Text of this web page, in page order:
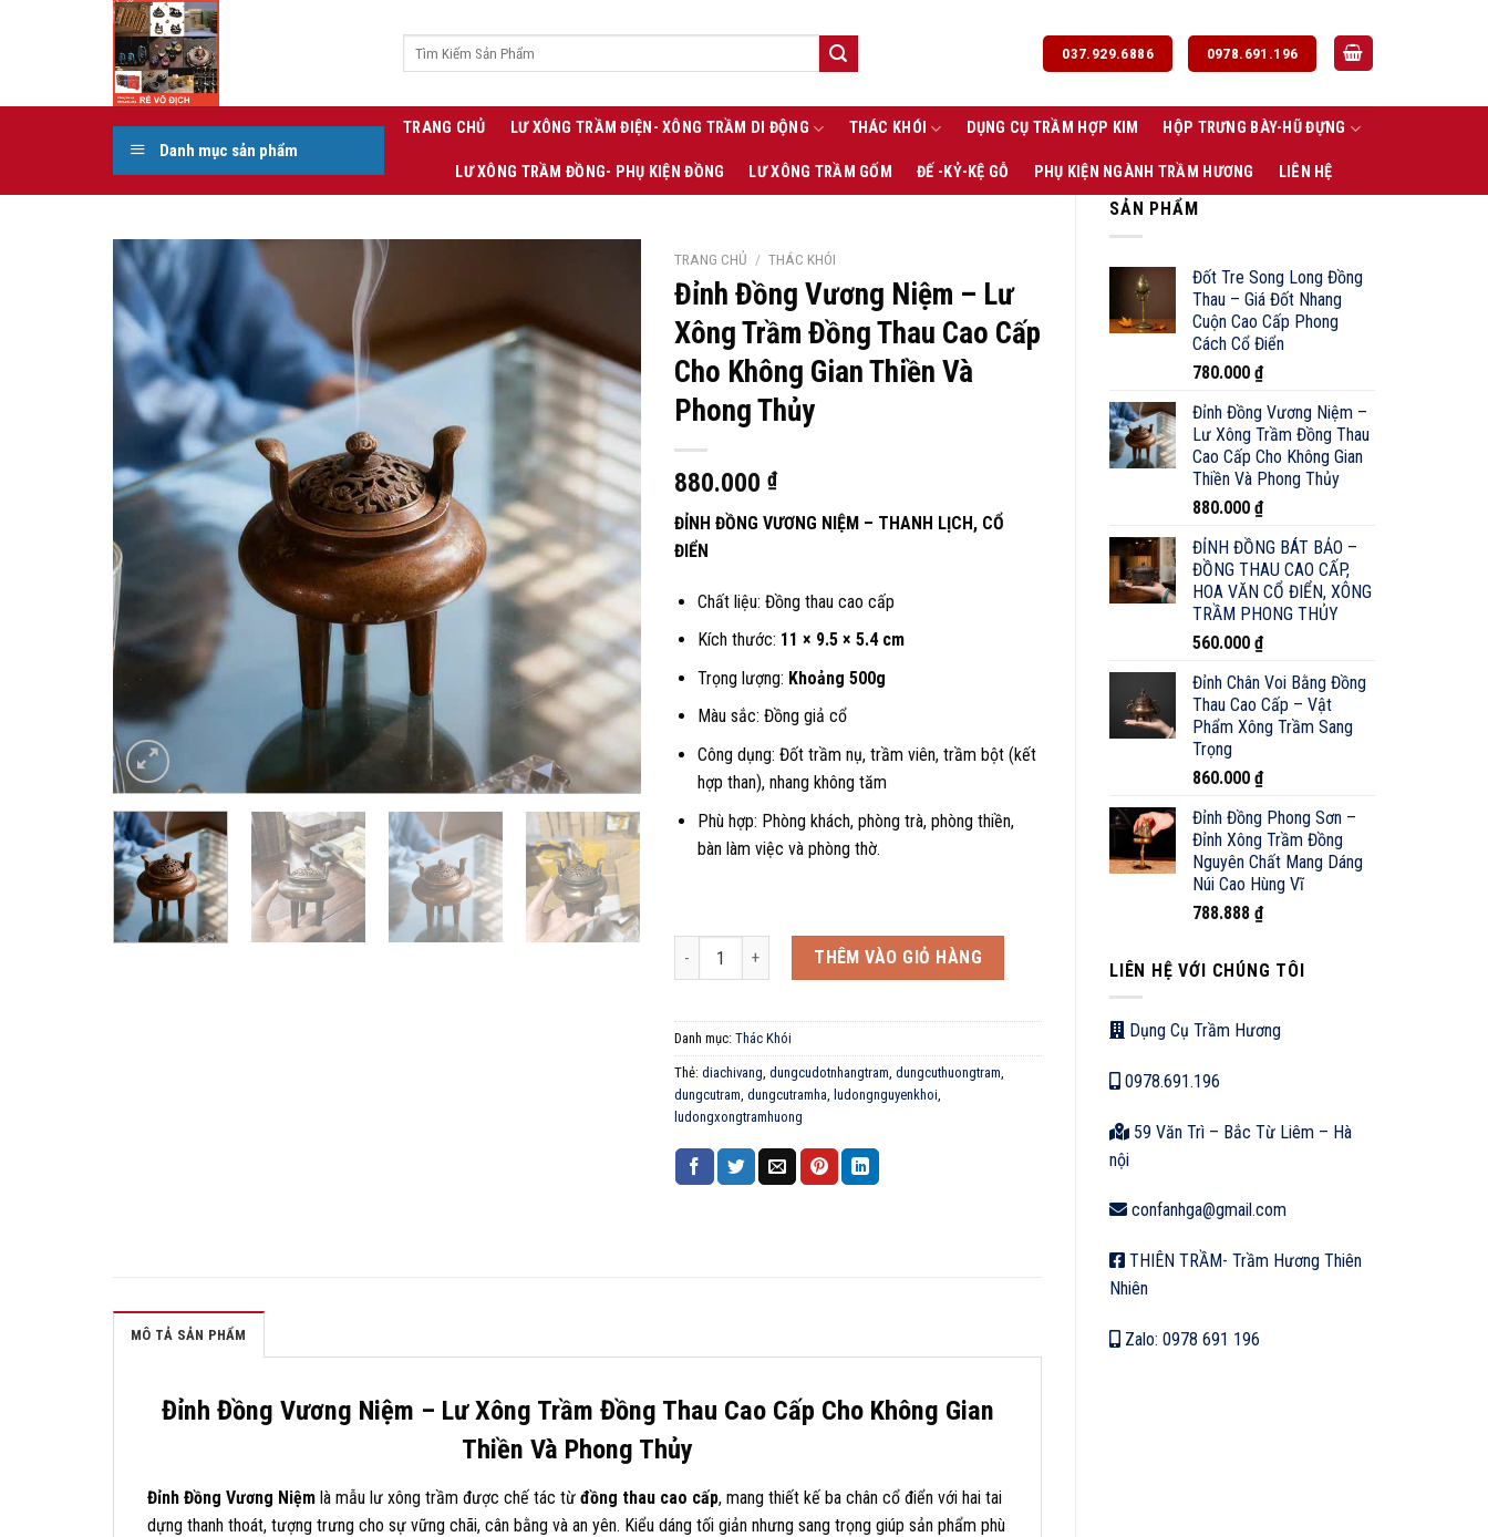
037.929.6886 0978.691.196
Danh mục sản phẩm
TRANG CHỦ LƯ XÔNG TRẦM ĐIỆN- XÔNG TRẦM DI ĐỘNG THÁC KHÓI DỤNG CỤ TRẦM HỢP KIM HỘP TRƯNG BÀY-HŨ ĐỰNG
LƯ XÔNG TRẦM ĐỒNG- PHỤ KIỆN ĐỒNG LƯ XÔNG TRẦM GỐM ĐẾ -KỶ-KỆ GỖ PHỤ KIỆN NGÀNH TRẦM HƯƠNG LIÊN HỆ
SẢN PHẨM
Đốt Tre Song Long Đồng
Thau – Giá Đốt Nhang
Cuộn Cao Cấp Phong
Cách Cổ Điển
780.000 ₫
Đỉnh Đồng Vương Niệm –
Lư Xông Trầm Đồng Thau
Cao Cấp Cho Không Gian
Thiền Và Phong Thủy
880.000 ₫
ĐỈNH ĐỒNG BÁT BẢO –
ĐỒNG THAU CAO CẤP,
HOA VĂN CỔ ĐIỂN, XÔNG
TRẦM PHONG THỦY
560.000 ₫
Đỉnh Chân Voi Bằng Đồng
Thau Cao Cấp – Vật
Phẩm Xông Trầm Sang
Trọng
860.000 ₫
Đỉnh Đồng Phong Sơn –
Đỉnh Xông Trầm Đồng
Nguyên Chất Mang Dáng
Núi Cao Hùng Vĩ
788.888 ₫
LIÊN HỆ VỚI CHÚNG TÔI
Dụng Cụ Trầm Hương
0978.691.196
59 Văn Trì – Bắc Từ Liêm – Hà
nội
confanhga@gmail.com
THIÊN TRẦM- Trầm Hương Thiên
Nhiên
Zalo: 0978 691 196
TRANG CHỦ / THÁC KHÓI
Đỉnh Đồng Vương Niệm – Lư
Xông Trầm Đồng Thau Cao Cấp
Cho Không Gian Thiền Và
Phong Thủy
880.000 ₫
ĐỈNH ĐỒNG VƯƠNG NIỆM – THANH LỊCH, CỔ
ĐIỂN
Chất liệu: Đồng thau cao cấp
Kích thước: 11 × 9.5 × 5.4 cm
Trọng lượng: Khoảng 500g
Màu sắc: Đồng giả cổ
Công dụng: Đốt trầm nụ, trầm viên, trầm bột (kết
hợp than), nhang không tăm
Phù hợp: Phòng khách, phòng trà, phòng thiền,
bàn làm việc và phòng thờ.
Đỉnh Đồng Vương Niệm – Lư Xông Trầm Đồng Thau Cao Cấp Cho Không Gian Thiền Và Phong Thủy số lượng
THÊM VÀO GIỎ HÀNG
Danh mục: Thác Khói
Thẻ: diachivang, dungcudotnhangtram, dungcuthuongtram,
dungcutram, dungcutramha, ludongnguyenkhoi,
ludongxongtramhuong
MÔ TẢ SẢN PHẨM
Đỉnh Đồng Vương Niệm – Lư Xông Trầm Đồng Thau Cao Cấp Cho Không Gian
Thiền Và Phong Thủy
Đỉnh Đồng Vương Niệm là mẫu lư xông trầm được chế tác từ đồng thau cao cấp, mang thiết kế ba chân cổ điển với hai tai
dựng thanh thoát, tượng trưng cho sự vững chãi, cân bằng và an yên. Kiểu dáng tối giản nhưng sang trọng giúp sản phẩm phù